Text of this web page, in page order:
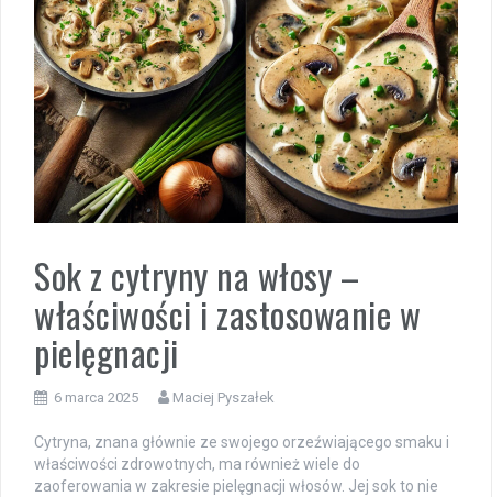
Sok z cytryny na włosy –
właściwości i zastosowanie w
pielęgnacji
6 marca 2025 Maciej Pyszałek
Cytryna, znana głównie ze swojego orzeźwiającego smaku i
właściwości zdrowotnych, ma również wiele do
zaoferowania w zakresie pielęgnacji włosów. Jej sok to nie